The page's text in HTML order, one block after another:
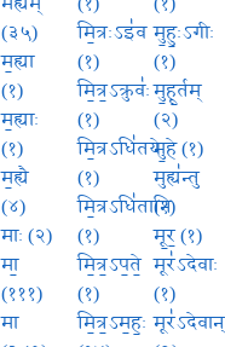
(३५)
म॒ह्या
(१)
म॒ह्याः
(१)
म॒ह्यै
(४)
माः (२)
मा॒
(१११)
मा
मि॒त्रःऽइ॑व
(१)
मि॒त्र॒ऽक्रुवः॑
(१)
मि॒त्रऽधि॑तये
(१)
मि॒त्रऽधि॑तानि
(१)
मि॒त्र॒ऽप॒ते॒
(१)
मि॒त्र॒ऽम॒हः॒
मु॒हुः॒ऽगीः
(१)
मु॒हू॒र्तम्
(२)
मु॒हे (१)
मुह्य॑न्तु
(१)
मू॒र॒ (१)
मूर॑ऽदेवाः
(१)
मूर॑ऽदेवान्